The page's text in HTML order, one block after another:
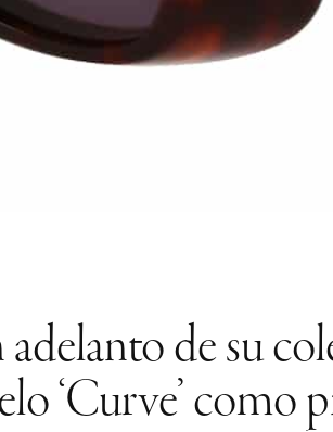
adelanto de su
‘Curve’ como